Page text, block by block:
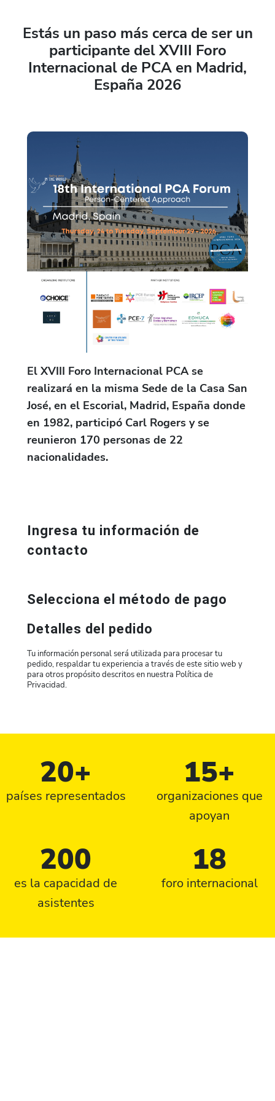
Estás un paso más cerca de ser un
participante del XVIII Foro
Internacional de PCA en Madrid,
España 2026
El XVIII Foro Internacional PCA se
realizará en la misma Sede de la Casa San
José, en el Escorial, Madrid, España donde
en 1982, participó Carl Rogers y se
reunieron 170 personas de 22
nacionalidades.
Ingresa tu información de
contacto
Selecciona el método de pago
Detalles del pedido
Tu información personal será utilizada para procesar tu
pedido, respaldar tu experiencia a través de este sitio web y
para otros propósito descritos en nuestra Política de
Privacidad.
20+
países representados
15+
organizaciones que
apoyan
200
es la capacidad de
asistentes
18
foro internacional